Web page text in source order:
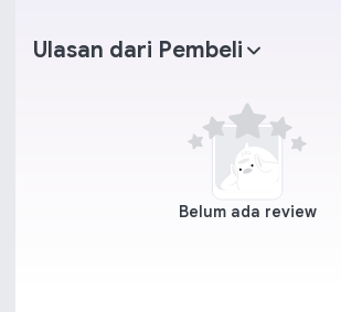
Ulasan dari Pembeli
Belum ada review